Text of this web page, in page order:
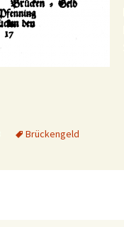
Brückengeld